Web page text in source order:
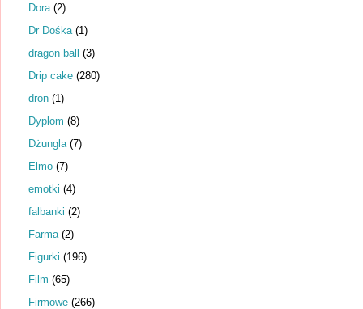
Dora (2)
Dr Dośka (1)
dragon ball (3)
Drip cake (280)
dron (1)
Dyplom (8)
Dżungla (7)
Elmo (7)
emotki (4)
falbanki (2)
Farma (2)
Figurki (196)
Film (65)
Firmowe (266)